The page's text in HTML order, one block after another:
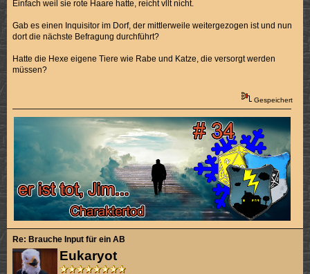
Einfach weil sie rote Haare hatte, reicht vllt nicht.
Gab es einen Inquisitor im Dorf, der mittlerweile weitergezogen ist und nun
dort die nächste Befragung durchführt?
Hatte die Hexe eigene Tiere wie Rabe und Katze, die versorgt werden
müssen?
Gespeichert
Eukaryot
Re: Brauche Input für ein AB